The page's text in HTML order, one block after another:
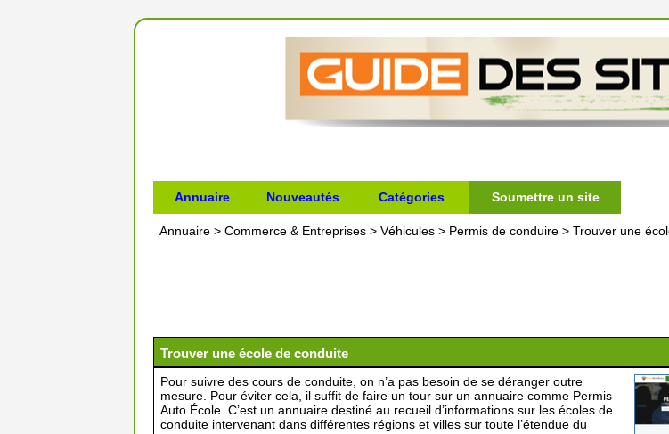
Annuaire Nouveautés Catégories Soumettre un site
Annuaire > Commerce & Entreprises > Véhicules > Permis de conduire > Trouver une
Trouver une école de conduite
Pour suivre des cours de conduite, on n’a pas besoin de se déranger outre
mesure. Pour éviter cela, il suffit de faire un tour sur un annuaire comme Permis
Auto École. C’est un annuaire destiné au recueil d’informations sur les écoles de
conduite intervenant dans différentes régions et villes sur toute l’étendue du